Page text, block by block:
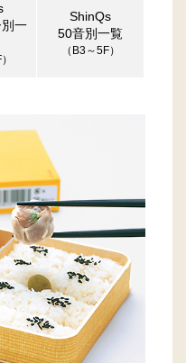
一
ShinQs
50音別一覧
（B3～5F）